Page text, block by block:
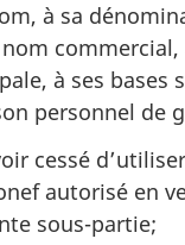
à sa
commercial,
à ses bases
personnel de
cessé
autorisé en
sous-partie;